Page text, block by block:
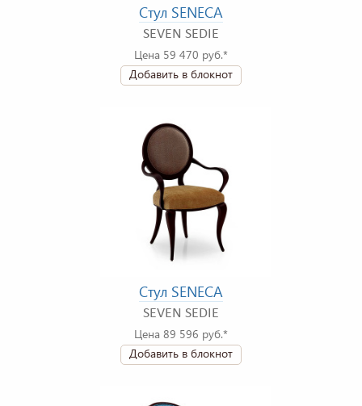
Стул SENECA
SEVEN SEDIE
Цена 59 470 руб.*
Добавить в блокнот
Стул SENECA
SEVEN SEDIE
Цена 89 596 руб.*
Добавить в блокнот